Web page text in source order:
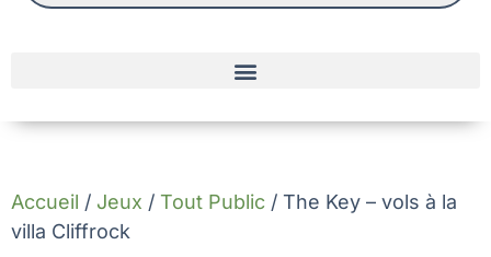
Accueil / Jeux / Tout Public / The Key – vols à la
villa Cliffrock